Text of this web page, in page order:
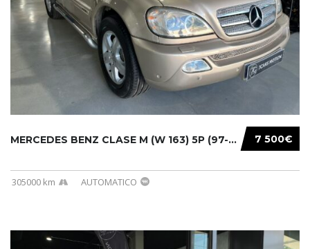
7 500€
MERCEDES BENZ CLASE M (W 163) 5P (97-05) 200...
305000 km AUTOMATICO